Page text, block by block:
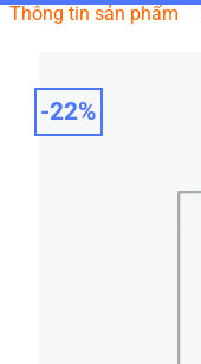
-22%
Thông tin sản phẩm